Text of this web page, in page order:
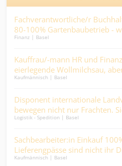
Fachverantwortliche/r
80-100% Gartenbaubetrieb -
schlagen und Prozesse
Finanz | Basel
Kauffrau/-mann HR und
eierlegende Wollmilchsau,
Kaufmännisch | Basel
Disponent internationale
bewegen nicht nur Frachten.
Geschäft....
Logistik - Spedition | Basel
Sachbearbeiter:in Einkauf
Lieferengpässe sind nicht ihr
Kaufmännisch | Basel